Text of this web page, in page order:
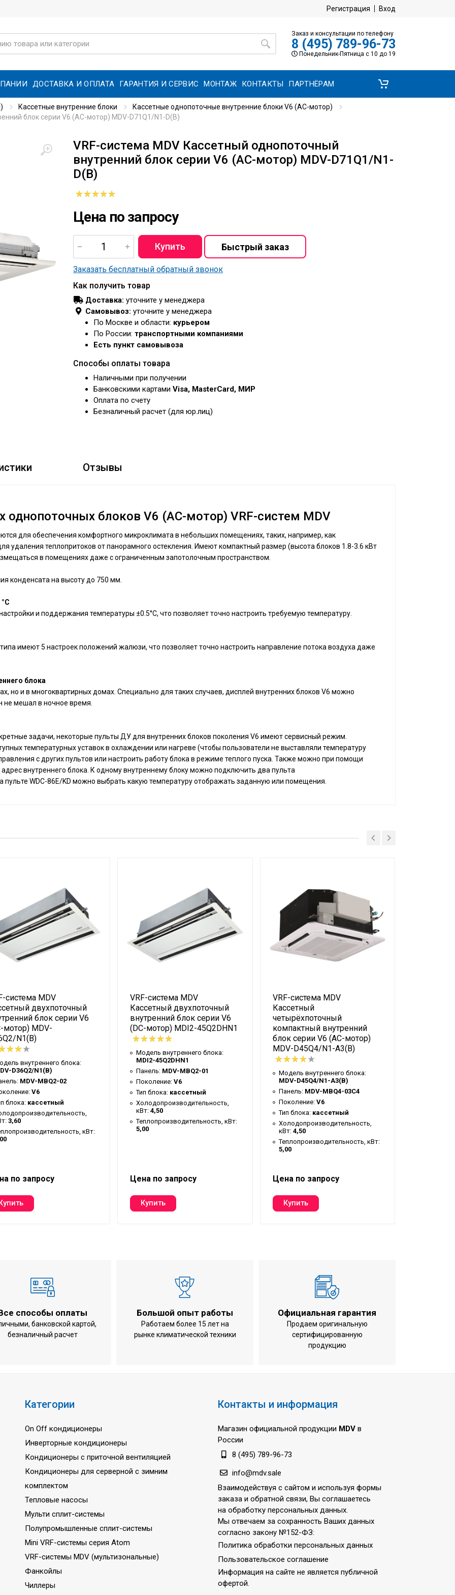
Регистрация Вход
Заказ и консультации по телефону
8 (495) 789-96-73
Понедельник-Пятница с 10 до 19
ДОСТАВКА И ОПЛАТА ГАРАНТИЯ И СЕРВИС МОНТАЖ КОНТАКТЫ ПАРТНЁРАМ
Кассетные внутренние блоки
Кассетные однопоточные внутренние блоки V6 (AC-мотор)
блок серии V6 (AC-мотор) MDV-D71Q1/N1-D(B)
VRF-система MDV Кассетный однопоточный
внутренний блок серии V6 (AC-мотор) MDV-D71Q1/N1-
D(B)
Цена по запросу
Заказать бесплатный обратный звонок
Как получить товар
Доставка: уточните у менеджера
Самовывоз: уточните у менеджера
По Москве и области: курьером
По России: транспортными компаниями
Есть пункт самовывоза
Способы оплаты товара
Наличными при получении
Банковскими картами Visa, MasterCard, МИР
Оплата по счету
Безналичный расчет (для юр.лиц)
Отзывы
блоков V6 (AC-мотор) VRF-систем MDV
для обеспечения комфортного микроклимата в небольших помещениях, таких, например, как
удаления теплопритоков от панорамного остекления. Имеют компактный размер (высота блоков 1.8-3.6 кВт
в помещениях даже с ограниченным запотолочным пространством.
конденсата на высоту до 750 мм.
и поддержания температуры ±0.5°С, что позволяет точно настроить требуемую температуру.
имеют 5 настроек положений жалюзи, что позволяет точно настроить направление потока воздуха даже
блока
но и в многоквартирных домах. Специально для таких случаев, дисплей внутренних блоков V6 можно
мешал в ночное время.
задачи, некоторые пульты ДУ для внутренних блоков поколения V6 имеют сервисный режим.
температурных уставок в охлаждении или нагреве (чтобы пользователи не выставляли температуру
с других пультов или настроить работу блока в режиме теплого пуска. Также можно при помощи
внутреннего блока. К одному внутреннему блоку можно подключить два пульта
WDC-86E/KD можно выбрать какую температуру отображать заданную или помещения.
кВт
933/749/592
44/41/37
15,88(5/8")
1275×189×450
1350×25×505
(Ш×В×Г), мм
1370×295×505
1410×95×560
19,5 / 23,8
система MDV
двухпоточный
блок серии V6
мотор) MDV-
N1(B)
внутреннего блока:
D36Q2/N1(B)
MDV-MBQ2-02
V6
блока: кассетный
3,60
кВт:
по запросу
VRF-система MDV
Кассетный двухпоточный
внутренний блок серии V6
(DC-мотор) MDI2-45Q2DHN1
Модель внутреннего блока:
MDI2-45Q2DHN1
Панель: MDV-MBQ2-01
Поколение: V6
Тип блока: кассетный
Холодопроизводительность,
кВт: 4,50
Теплопроизводительность, кВт:
5,00
Цена по запросу
VRF-система MDV
Кассетный
четырёхпоточный
компактный внутренний
блок серии V6 (AC-мотор)
MDV-D45Q4/N1-A3(B)
Модель внутреннего блока:
MDV-D45Q4/N1-A3(B)
Панель: MDV-MBQ4-03C4
Поколение: V6
Тип блока: кассетный
Холодопроизводительность,
кВт: 4,50
Теплопроизводительность, кВт:
5,00
Цена по запросу
способы оплаты
банковской картой,
безналичный расчет
Большой опыт работы
Работаем более 15 лет на
рынке климатической техники
Официальная гарантия
Продаем оригинальную
сертифицированную
продукцию
Категории
On Off кондиционеры
Инверторные кондиционеры
Кондиционеры с приточной вентиляцией
Кондиционеры для серверной с зимним
комплектом
Тепловые насосы
Мульти сплит-системы
Полупромышленные сплит-системы
Mini VRF-системы серия Atom
VRF-системы MDV (мультизональные)
Фанкойлы
Чиллеры
Контакты и информация
Магазин официальной продукции MDV в
России
8 (495) 789-96-73
info@mdv.sale
Взаимодействуя с сайтом и используя формы
заказа и обратной связи, Вы соглашаетесь
на обработку персональных данных.
Мы отвечаем за сохранность Ваших данных
согласно закону №152-ФЗ:
Политика обработки персональных данных
Пользовательское соглашение
Информация на сайте не является публичной
офертой.